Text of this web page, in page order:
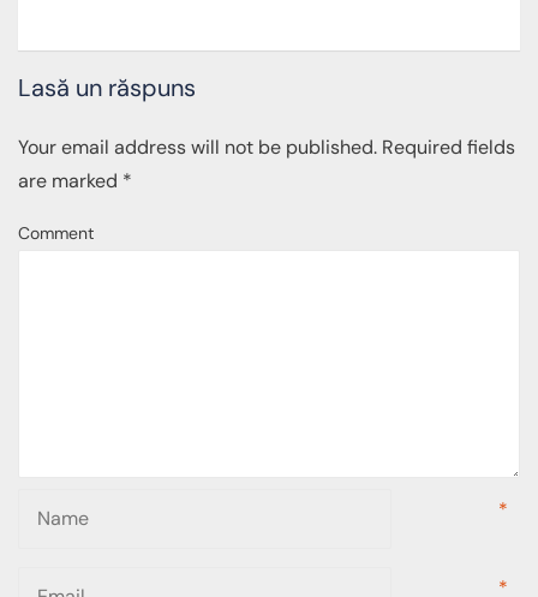
Lasă un răspuns
Your email address will not be published. Required fields
are marked *
Comment
*
*